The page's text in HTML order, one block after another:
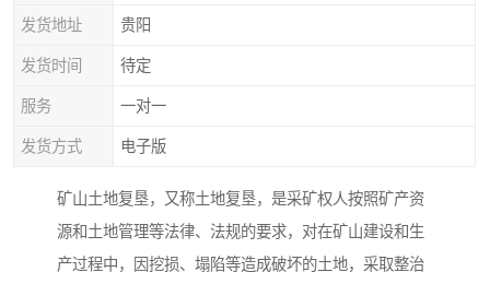
发货地址 贵阳
发货时间 待定
服务 一对一
发货方式 电子版
矿山土地复垦，又称土地复垦，是采矿权人按照矿产资
源和土地管理等法律、法规的要求，对在矿山建设和生
产过程中，因挖损、塌陷等造成破坏的土地，采取整治